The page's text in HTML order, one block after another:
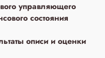
управляющего
состояния
описи и оценки